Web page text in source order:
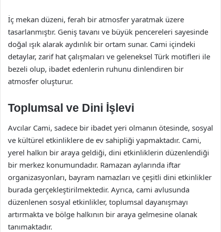
İç mekan düzeni, ferah bir atmosfer yaratmak üzere
tasarlanmıştır. Geniş tavanı ve büyük pencereleri sayesinde
doğal ışık alarak aydınlık bir ortam sunar. Cami içindeki
detaylar, zarif hat çalışmaları ve geleneksel Türk motifleri ile
bezeli olup, ibadet edenlerin ruhunu dinlendiren bir
atmosfer oluşturur.
Toplumsal ve Dini İşlevi
Avcılar Cami, sadece bir ibadet yeri olmanın ötesinde, sosyal
ve kültürel etkinliklere de ev sahipliği yapmaktadır. Cami,
yerel halkın bir araya geldiği, dini etkinliklerin düzenlendiği
bir merkez konumundadır. Ramazan aylarında iftar
organizasyonları, bayram namazları ve çeşitli dini etkinlikler
burada gerçekleştirilmektedir. Ayrıca, cami avlusunda
düzenlenen sosyal etkinlikler, toplumsal dayanışmayı
artırmakta ve bölge halkının bir araya gelmesine olanak
tanımaktadır.